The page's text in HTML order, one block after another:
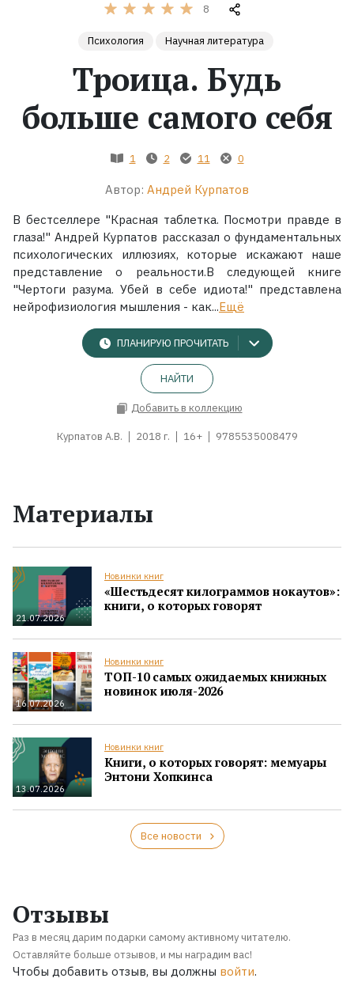
Экранизации
Коллекции
8
Психология Научная литература
Троица. Будь
больше самого себя
1 2 11 0
Автор: Андрей Курпатов
В бестселлере "Красная таблетка. Посмотри правде в
глаза!" Андрей Курпатов рассказал о фундаментальных
психологических иллюзиях, которые искажают наше
представление о реальности.В следующей книге
"Чертоги разума. Убей в себе идиота!" представлена
нейрофизиология мышления - как...Ещё
ПЛАНИРУЮ ПРОЧИТАТЬ
НАЙТИ
Добавить в коллекцию
Курпатов А.В. 2018 г. 16+ 9785535008479
Материалы
21.07.2026
Новинки книг
«Шестьдесят килограммов нокаутов»:
книги, о которых говорят
16.07.2026
Новинки книг
ТОП-10 самых ожидаемых книжных
новинок июля-2026
13.07.2026
Новинки книг
Книги, о которых говорят: мемуары
Энтони Хопкинса
Все новости
Отзывы
Раз в месяц дарим подарки самому активному читателю.
Оставляйте больше отзывов, и мы наградим вас!
Чтобы добавить отзыв, вы должны войти.